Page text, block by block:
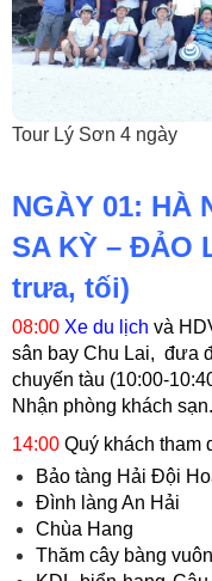
Tour Lý Sơn 4 ngày
NGÀY 01: HÀ
SA KỲ – ĐẢO
trưa, tối)
08:00 Xe du lịch và
sân bay Chu Lai, đưa
chuyến tàu (10:00-
Nhận phòng khách
14:00 Quý khách tham
Bảo tàng Hải Đội
Đình làng An Hải
Chùa Hang
Thăm cây bàng